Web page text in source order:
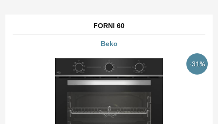
FORNI 60
Beko
-31%